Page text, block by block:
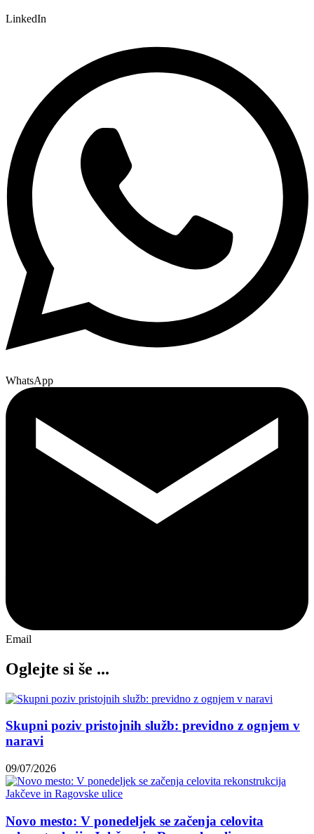
LinkedIn
WhatsApp
Email
Oglejte si še ...
Skupni poziv pristojnih služb: previdno z ognjem v
naravi
09/07/2026
Novo mesto: V ponedeljek se začenja celovita